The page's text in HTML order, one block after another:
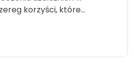
korzyści, które…